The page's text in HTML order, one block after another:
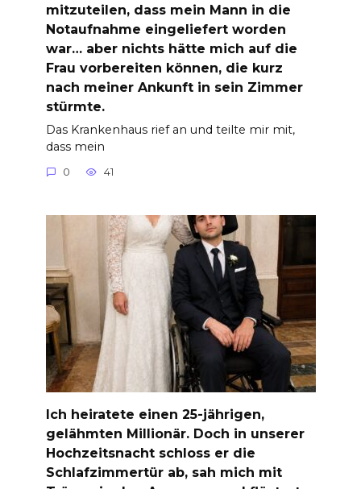
mitzuteilen, dass mein Mann in die
Notaufnahme eingeliefert worden
war… aber nichts hätte mich auf die
Frau vorbereiten können, die kurz
nach meiner Ankunft in sein Zimmer
stürmte.
Das Krankenhaus rief an und teilte mir mit,
dass mein
0 41
Ich heiratete einen 25-jährigen,
gelähmten Millionär. Doch in unserer
Hochzeitsnacht schloss er die
Schlafzimmertür ab, sah mich mit